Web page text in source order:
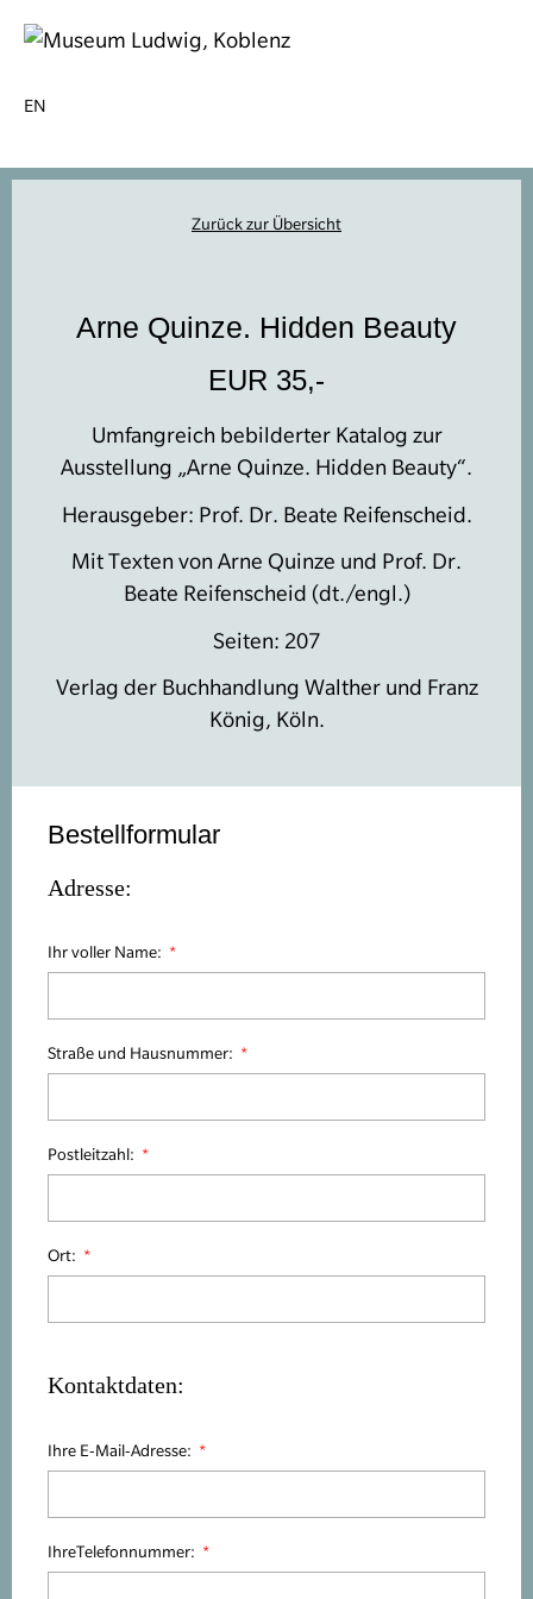
EN
Zurück zur Übersicht
Arne Quinze. Hidden Beauty
EUR 35,-
Umfangreich bebilderter Katalog zur
Ausstellung „Arne Quinze. Hidden Beauty“.
Herausgeber: Prof. Dr. Beate Reifenscheid.
Mit Texten von Arne Quinze und Prof. Dr.
Beate Reifenscheid (dt./engl.)
Seiten: 207
Verlag der Buchhandlung Walther und Franz
König, Köln.
Bestellformular
Adresse:
Ihr voller Name:
Straße und Hausnummer:
Postleitzahl:
Ort:
Kontaktdaten:
Ihre E-Mail-Adresse:
IhreTelefonnummer: